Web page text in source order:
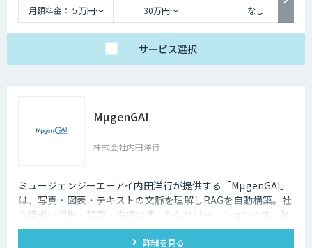
月額料金：５万円〜
30万円〜 なし
サービス選択
MµgenGAI
株式会社内田洋行
ミュージェンジーエーアイ内田洋行が提供する「MµgenGAI」
は、写真・図表・テキストの文脈を理解しRAGを自動構築。社
内情報の収集・検索・生成に適したAIソリューションです。業
種を問わず業務効率とナレッジ活用を支援します。
詳細を見る